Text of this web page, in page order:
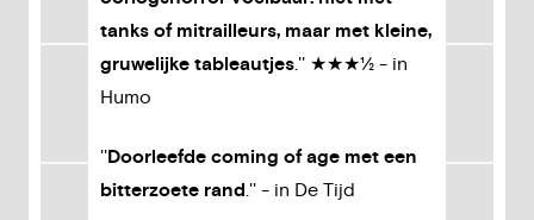
tanks of mitrailleurs, maar met kleine,
gruwelijke tableautjes.'' ★★★½ - in
Humo
''Doorleefde coming of age met een
bitterzoete rand.'' - in De Tijd